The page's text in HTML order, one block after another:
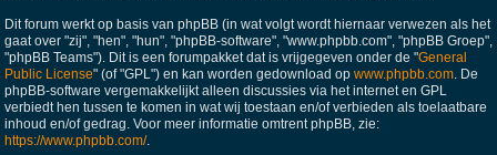
Dit forum werkt op basis van phpBB (in wat volgt wordt hiernaar verwezen als het
gaat over "zij", "hen", "hun", "phpBB-software", "www.phpbb.com", "phpBB Groep",
"phpBB Teams"). Dit is een forumpakket dat is vrijgegeven onder de "General
Public License" (of "GPL") en kan worden gedownload op www.phpbb.com. De
phpBB-software vergemakkelijkt alleen discussies via het internet en GPL
verbiedt hen tussen te komen in wat wij toestaan en/of verbieden als toelaatbare
inhoud en/of gedrag. Voor meer informatie omtrent phpBB, zie:
https://www.phpbb.com/.